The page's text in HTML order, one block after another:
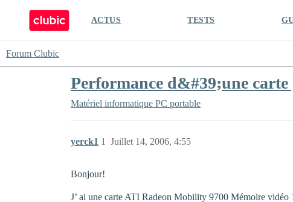
ACTUS TESTS
Forum Clubic
Performance d&#39;une
Matériel informatique PC portable
yerck1 Juillet 14, 2006, 4:55
1
Bonjour!
J’ ai une carte ATI Radeon Mobility 9700 Mémoire